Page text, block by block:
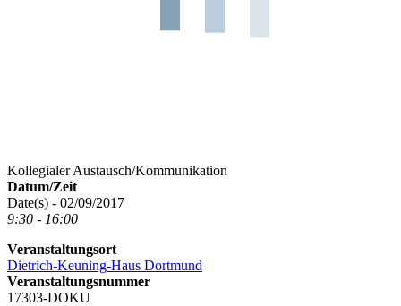
Kollegialer Austausch/Kommunikation
Datum/Zeit
Date(s) - 02/09/2017
9:30 - 16:00
Veranstaltungsort
Dietrich-Keuning-Haus Dortmund
Veranstaltungsnummer
17303-DOKU